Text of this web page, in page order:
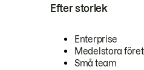
Efter storlek
Enterprise
Medelstora
Små team